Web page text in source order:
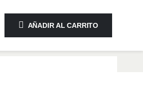
AÑADIR AL CARRITO